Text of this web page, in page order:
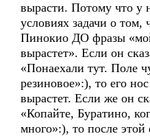
вырасти. Потому что у
условиях задачи о том,
Пинокио ДО фразы
вырастет». Если он
«Понаехали тут. Поле
резиновое»:), то его
вырастет. Если же он
«Копайте, Буратино,
много»:), то после этой